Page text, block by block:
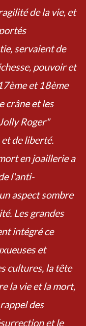
de la vie, et
servaient de
pouvoir et
et 18ème
crâne et les
Roger"
de liberté.
en joaillerie a
l'anti-
aspect sombre
Les grandes
intégré ce
et
cultures, la tête
la vie et la mort,
des
et le